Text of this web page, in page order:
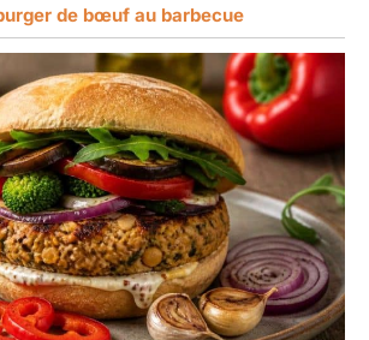
de bœuf au barbecue